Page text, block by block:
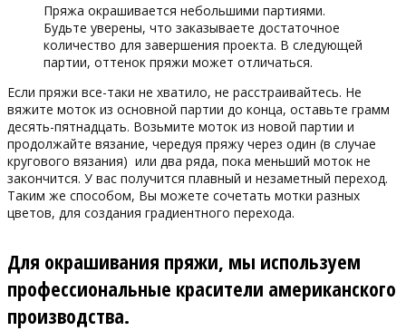
Пряжа окрашивается небольшими партиями.
Будьте уверены, что заказываете достаточное
количество для завершения проекта. В следующей
партии, оттенок пряжи может отличаться.
Если пряжи все-таки не хватило, не расстраивайтесь. Не
вяжите моток из основной партии до конца, оставьте грамм
десять-пятнадцать. Возьмите моток из новой партии и
продолжайте вязание, чередуя пряжу через один (в случае
кругового вязания) или два ряда, пока меньший моток не
закончится. У вас получится плавный и незаметный переход.
Таким же способом, Вы можете сочетать мотки разных
цветов, для создания градиентного перехода.
Для окрашивания пряжи, мы используем
профессиональные красители американского
производства.